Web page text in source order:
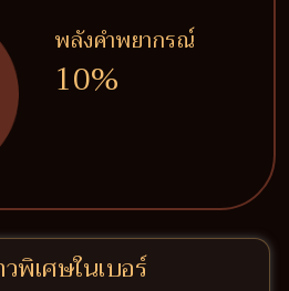
พลังคำพยากรณ์
10%
พิเศษในเบอร์